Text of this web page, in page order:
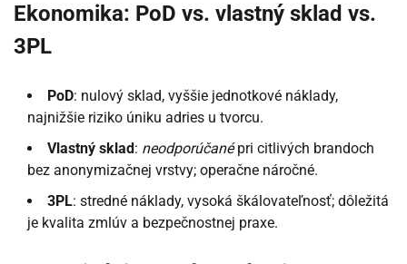
Ekonomika: PoD vs. vlastný sklad vs.
3PL
PoD: nulový sklad, vyššie jednotkové náklady,
najnižšie riziko úniku adries u tvorcu.
Vlastný sklad : neodporúčanépri citlivých brandoch
bez anonymizačnej vrstvy; operačne náročné.
3PL: stredné náklady, vysoká škálovateľnosť; dôležitá
je kvalita zmlúv a bezpečnostnej praxe.